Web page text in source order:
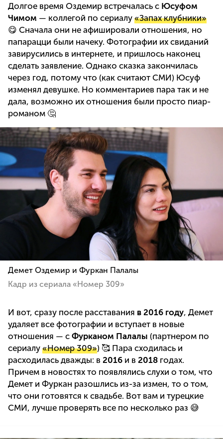
Долгое время Оздемир встречалась с Юсуфом
Чимом — коллегой по сериалу «Запах клубники»
😋 Сначала они не афишировали отношения, но
папарацци были начеку. Фотографии их свиданий
завирусились в интернете, и пришлось наконец
сделать заявление. Однако сказка закончилась
через год, потому что (как считают СМИ) Юсуф
изменял девушке. Но комментариев пара так и не
дала, возможно их отношения были просто пиар-
романом 🤔
Демет Оздемир и Фуркан Палалы
Кадр из сериала «Номер 309»
И вот, сразу после расставания в 2016 году, Демет
удаляет все фотографии и вступает в новые
отношения — с Фурканом Палалы (партнером по
сериалу «Номер 309») 🥰 Пара сходилась и
расходилась дважды: в 2016 и в 2018 годах.
Причем в новостях то появлялись слухи о том, что
Демет и Фуркан разошлись из-за измен, то о том,
что они готовятся к свадьбе. Вот вам и турецкие
СМИ, лучше проверять все по несколько раз 😅